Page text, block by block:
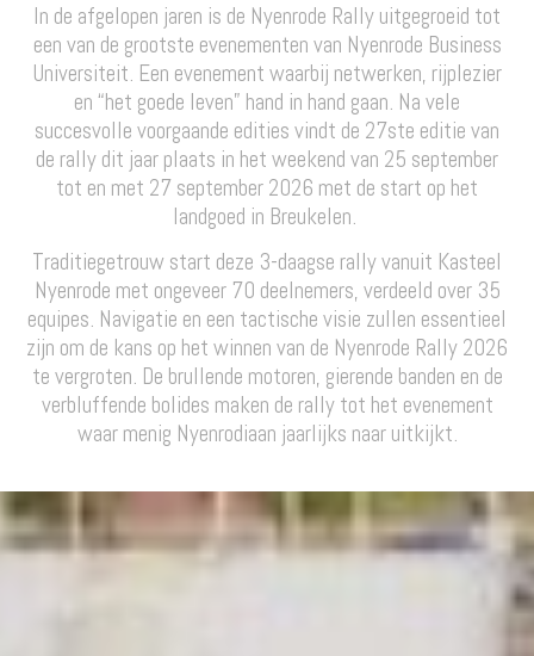
In de afgelopen jaren is de Nyenrode Rally uitgegroeid tot
een van de grootste evenementen van Nyenrode Business
Universiteit. Een evenement waarbij netwerken, rijplezier
en “het goede leven” hand in hand gaan. Na vele
succesvolle voorgaande edities vindt de 27ste editie van
de rally dit jaar plaats in het weekend van 25 september
tot en met 27 september 2026 met de start op het
landgoed in Breukelen.
Traditiegetrouw start deze 3-daagse rally vanuit Kasteel
Nyenrode met ongeveer 70 deelnemers, verdeeld over 35
equipes. Navigatie en een tactische visie zullen essentieel
zijn om de kans op het winnen van de Nyenrode Rally 2026
te vergroten. De brullende motoren, gierende banden en de
verbluffende bolides maken de rally tot het evenement
waar menig Nyenrodiaan jaarlijks naar uitkijkt.